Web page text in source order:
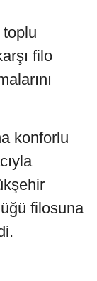
filo
konforlu
filosuna